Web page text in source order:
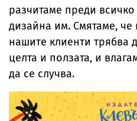
разчитаме преди
дизайна им. Смятаме, че
нашите клиенти трябва
целта и ползата, и
да се случва.